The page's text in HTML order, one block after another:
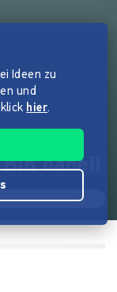
dabei!
Ideen zu
und
hier.